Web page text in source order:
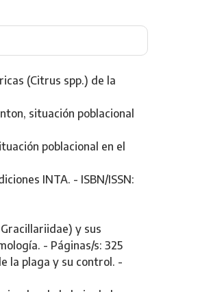
(Citrus spp.) de la
situación poblacional
poblacional en el
INTA. - ISBN/ISSN:
y sus
- Páginas/s: 325
la plaga y su control. -